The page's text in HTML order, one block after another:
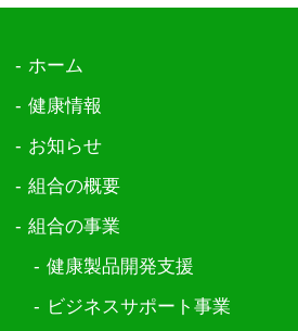
ホーム
健康情報
お知らせ
組合の概要
組合の事業
健康製品開発支援
ビジネスサポート事業